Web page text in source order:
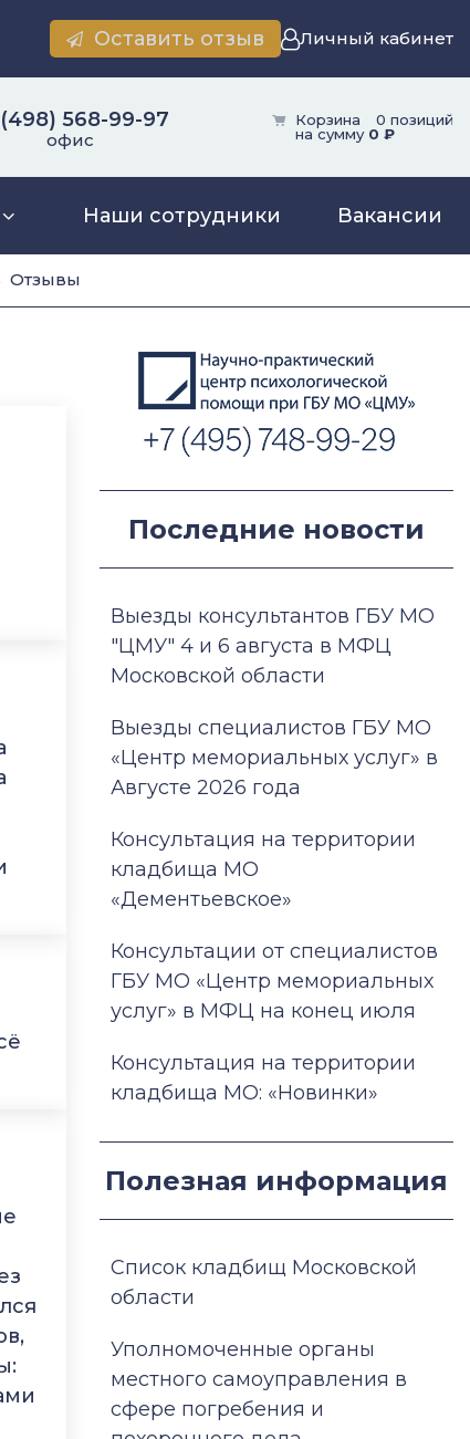
Оставить отзыв Личный кабинет
568-99-97
офис
Корзина
0 позиций
на сумму 0 ₽
Наши сотрудники Вакансии
Отзывы
Последние новости
Выезды консультантов ГБУ МО
"ЦМУ" 4 и 6 августа в МФЦ
Московской области
Выезды специалистов ГБУ МО
«Центр мемориальных услуг» в
Августе 2026 года
Консультация на территории
кладбища МО
«Дементьевское»
Консультации от специалистов
ГБУ МО «Центр мемориальных
услуг» в МФЦ на конец июля
Консультация на территории
кладбища МО: «Новинки»
Полезная информация
Список кладбищ Московской
области
Уполномоченные органы
местного самоуправления в
сфере погребения и